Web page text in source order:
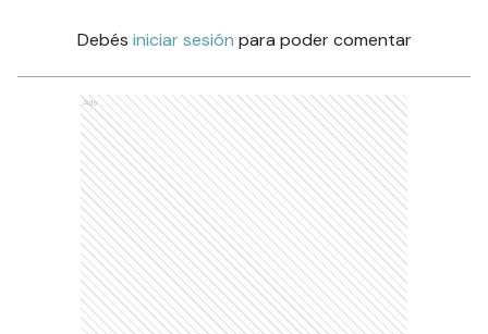
Debés iniciar sesión para poder comentar
Ads